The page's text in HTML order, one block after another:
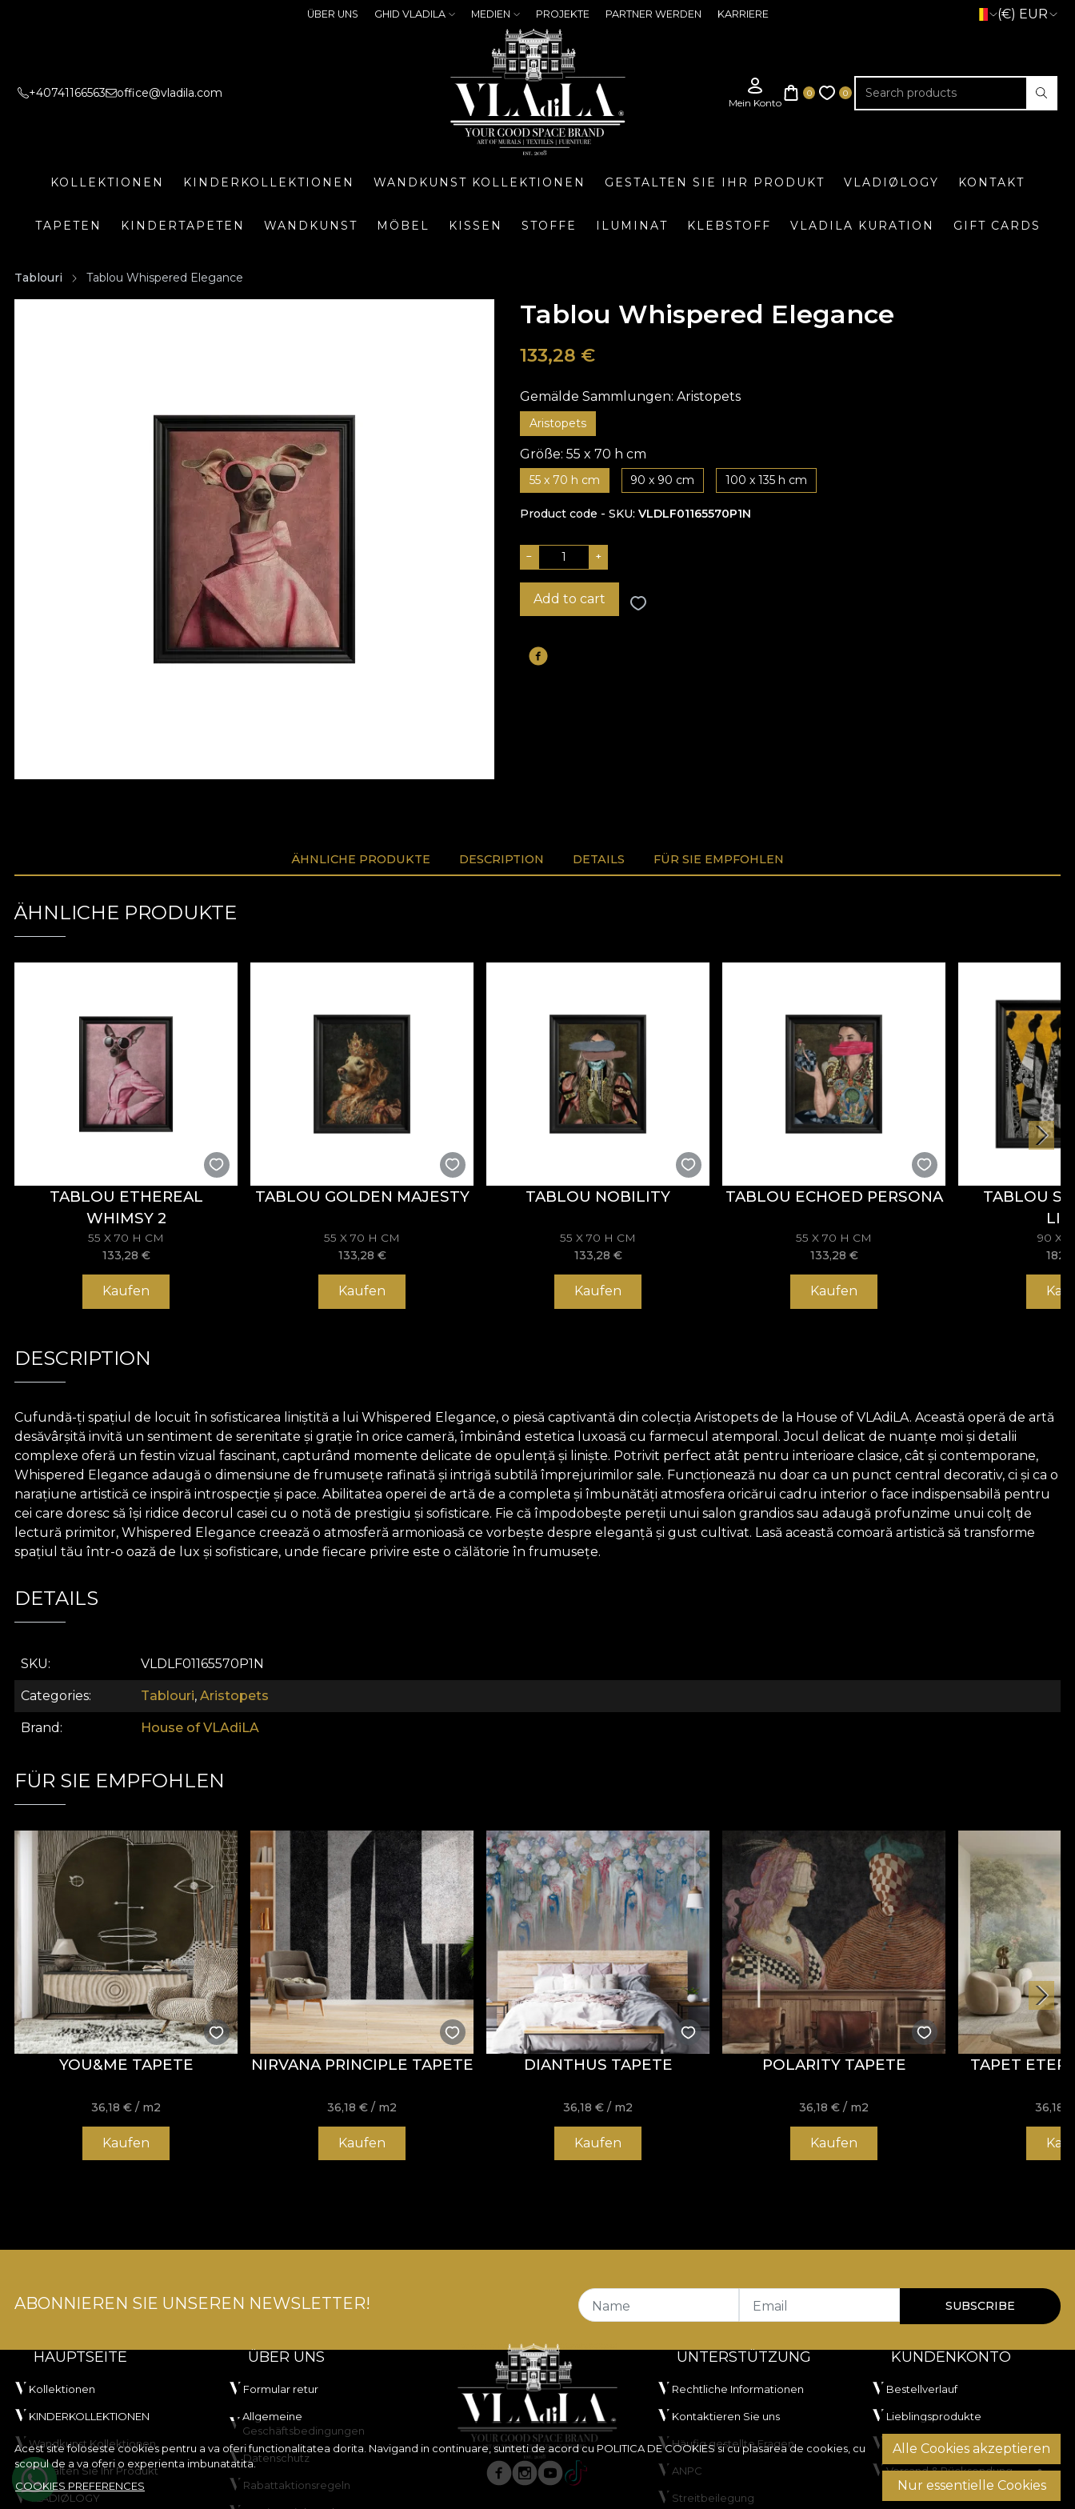
ÜBER UNS GHID VLADILA MEDIEN PROJEKTE PARTNER WERDEN KARRIERE (€) EUR
+40741166563 office@vladila.com
KOLLEKTIONEN KINDERKOLLEKTIONEN WANDKUNST KOLLEKTIONEN GESTALTEN SIE IHR PRODUKT VLADIØLOGY KONTAKT
TAPETEN KINDERTAPETEN WANDKUNST MÖBEL KISSEN STOFFE ILUMINAT KLEBSTOFF VLADILA KURATION GIFT CARDS
Tablouri Tablou Whispered Elegance
Tablou Whispered Elegance
133,28 €
Gemälde Sammlungen: Aristopets
Aristopets
Größe: 55 x 70 h cm
55 x 70 h cm 90 x 90 cm 100 x 135 h cm
Product code - SKU VLDLF01165570P1N
− +
Add to cart
ÄHNLICHE PRODUKTE DESCRIPTION DETAILS FÜR SIE EMPFOHLEN
ÄHNLICHE PRODUKTE
TABLOU ETHEREAL
WHIMSY 2
55 X 70 H CM
133,28 €
Kaufen
TABLOU GOLDEN MAJESTY
55 X 70 H CM
133,28 €
Kaufen
TABLOU NOBILITY
55 X 70 H CM
133,28 €
Kaufen
TABLOU ECHOED PERSONA
55 X 70 H CM
133,28 €
Kaufen
TABLOU
90 X
DESCRIPTION
Cufundă-ți spațiul de locuit în sofisticarea liniștită a lui Whispered Elegance, o piesă captivantă din colecția Aristopets de la House of VLAdiLA. Această operă de artă
desăvârșită invită un sentiment de serenitate și grație în orice cameră, îmbinând estetica luxoasă cu farmecul atemporal. Jocul delicat de nuanțe moi și detalii
complexe oferă un festin vizual fascinant, capturând momente delicate de opulență și liniște. Potrivit perfect atât pentru interioare clasice, cât și contemporane,
Whispered Elegance adaugă o dimensiune de frumusețe rafinată și intrigă subtilă împrejurimilor sale. Funcționează nu doar ca un punct central decorativ, ci și ca o
narațiune artistică ce inspiră introspecție și pace. Abilitatea operei de artă de a completa și îmbunătăți atmosfera oricărui cadru interior o face indispensabilă pentru
cei care doresc să își ridice decorul casei cu o notă de prestigiu și sofisticare. Fie că împodobește pereții unui salon grandios sau adaugă profunzime unui colț de
lectură primitor, Whispered Elegance creează o atmosferă armonioasă ce vorbește despre eleganță și gust cultivat. Lasă această comoară artistică să transforme
spațiul tău într-o oază de lux și sofisticare, unde fiecare privire este o călătorie în frumusețe.
DETAILS
SKU VLDLF01165570P1N
Categories Tablouri, Aristopets
Brand House of VLAdiLA
FÜR SIE EMPFOHLEN
YOU&ME TAPETE
36,18€ / m2
Kaufen
NIRVANA PRINCIPLE TAPETE
36,18€ / m2
Kaufen
DIANTHUS TAPETE
36,18€ / m2
Kaufen
POLARITY TAPETE
36,18€ / m2
Kaufen
TAPET
36,18
Acest site foloseste cookies pentru a va oferi functionalitatea dorita. Navigand in continuare, sunteti de acord cu POLITICA DE COOKIESsi cu plasarea de cookies, cu
scopul de a va oferi o experienta imbunatatita.
COOKIES PREFERENCES
Alle Cookies akzeptieren
Nur essentielle Cookies
ABONNIEREN SIE UNSEREN NEWSLETTER! Name Email SUBSCRIBE
HAUPTSEITE
Kollektionen
KINDERKOLLEKTIONEN
Wandkunst Kollektionen
Gestalten Sie Ihr Produkt
VLADIØLOGY
ÜBER UNS
Formular retur
Allgemeine
Geschäftsbedingungen
Datenschutz
Rabattaktionsregeln
UNTERSTÜTZUNG
Rechtliche Informationen
Kontaktieren Sie uns
Häufig gestellte Fragen
ANPC
Streitbeilegung
KUNDENKONTO
Bestellverlauf
Lieblingsprodukte
Zahlungsmethoden
Versand & Rücksendung